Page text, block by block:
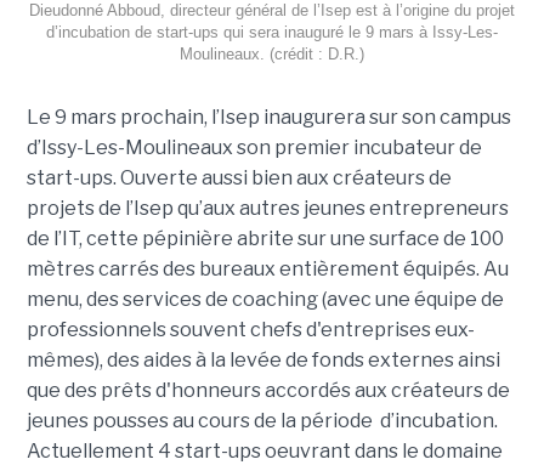
Dieudonné Abboud, directeur général de l’Isep est à l’origine du projet
d’incubation de start-ups qui sera inauguré le 9 mars à Issy-Les-
Moulineaux. (crédit : D.R.)
Le 9 mars prochain, l’Isep inaugurera sur son campus
d’Issy-Les-Moulineaux son premier incubateur de
start-ups. Ouverte aussi bien aux créateurs de
projets de l’Isep qu’aux autres jeunes entrepreneurs
de l’IT, cette pépinière abrite sur une surface de 100
mètres carrés des bureaux entièrement équipés. Au
menu, des services de coaching (avec une équipe de
professionnels souvent chefs d'entreprises eux-
mêmes), des aides à la levée de fonds externes ainsi
que des prêts d'honneurs accordés aux créateurs de
jeunes pousses au cours de la période d’incubation.
Actuellement 4 start-ups oeuvrant dans le domaine